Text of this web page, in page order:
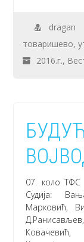
dragan
товаришево,
2016.г.,
07. коло ТФС
Судија:
Марковић,
Ковачевић,